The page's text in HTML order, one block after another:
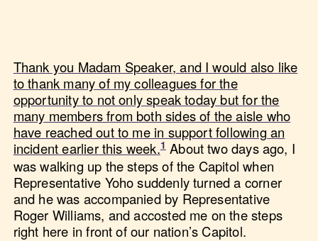
Thank you Madam Speaker, and I would also like
to thank many of my colleagues for the
opportunity to not only speak today but for the
many members from both sides of the aisle who
have reached out to me in support following an
incident earlier this week. About two days ago, I
was walking up the steps of the Capitol when
Representative Yoho suddenly turned a corner
and he was accompanied by Representative
Roger Williams, and accosted me on the steps
right here in front of our nation’s Capitol.